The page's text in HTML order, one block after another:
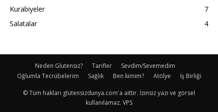
Kurabiyeler
7
Salatalar
4
Neden Glutensiz? Tarifler
Sevdim/Sevemedim
Oğlumla Tecrübelerim
Sağlık Ben kimim? Atölye İş Birliği
© Tüm hakları glutensizdunya.com'a aittir. İzinsiz yazı ve görsel
kullanılamaz. VPS